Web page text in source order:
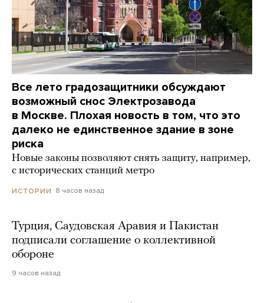
Все лето градозащитники обсуждают
возможный снос Электрозавода
в Москве. Плохая новость в том, что это
далеко не единственное здание в зоне
риска
Новые законы позволяют снять защиту, например,
с исторических станций метро
ИСТОРИИ 8 часов назад
Турция, Саудовская Аравия и Пакистан
подписали соглашение о коллективной
обороне
9 часов назад